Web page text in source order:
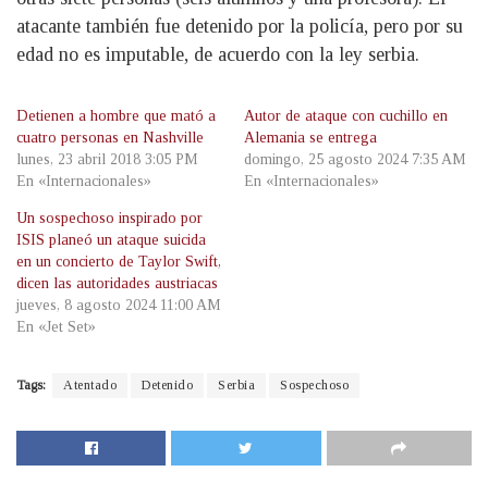
atacante también fue detenido por la policía, pero por su
edad no es imputable, de acuerdo con la ley serbia.
Detienen a hombre que mató a
cuatro personas en Nashville
lunes, 23 abril 2018 3:05 PM
En «Internacionales»
Autor de ataque con cuchillo en
Alemania se entrega
domingo, 25 agosto 2024 7:35 AM
En «Internacionales»
Un sospechoso inspirado por
ISIS planeó un ataque suicida
en un concierto de Taylor Swift,
dicen las autoridades austriacas
jueves, 8 agosto 2024 11:00 AM
En «Jet Set»
Tags: Atentado Detenido Serbia Sospechoso